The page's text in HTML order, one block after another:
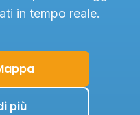
in tempo reale.
più